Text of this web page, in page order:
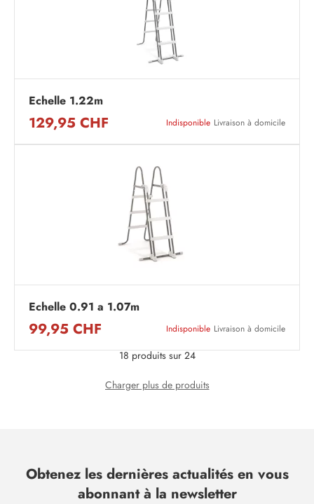
Echelle 1.22m
129,95 CHF Indisponible Livraison à domicile
Echelle 0.91 a 1.07m
99,95 CHF Indisponible Livraison à domicile
18 produits sur 24
Charger plus de produits
Obtenez les dernières actualités en vous
abonnant à la newsletter